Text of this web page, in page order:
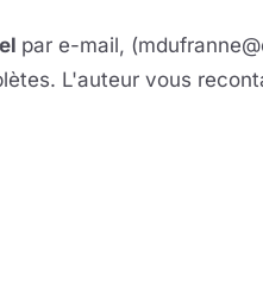
par e-mail,
L'auteur vous